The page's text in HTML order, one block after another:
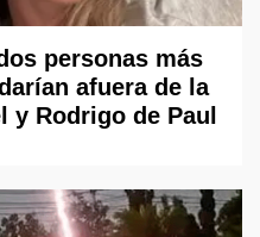
personas más
afuera de la
y Rodrigo de Paul